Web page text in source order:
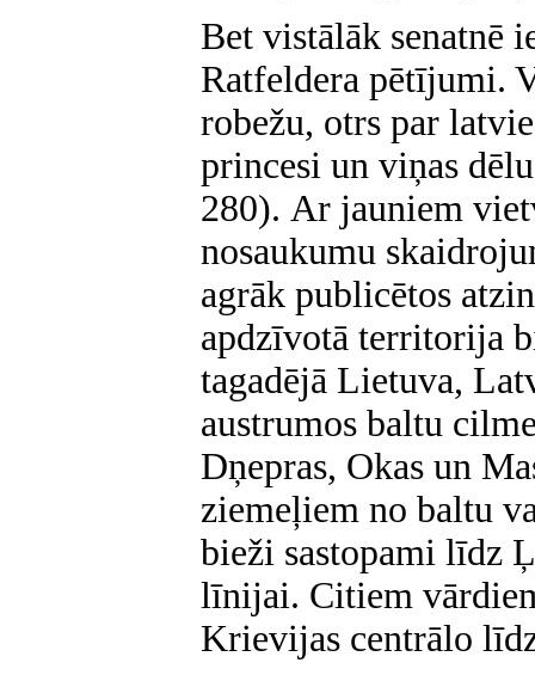
Bet vistālāk senatnē
Ratfeldera pētījumi.
robežu, otrs par
princesi un viņas
280). Ar jauniem
nosaukumu
agrāk publicētos
apdzīvotā territorija
tagadējā Lietuva,
austrumos baltu
Dņepras, Okas un
ziemeļiem no baltu
bieži sastopami līdz
līnijai. Citiem
Krievijas centrālo